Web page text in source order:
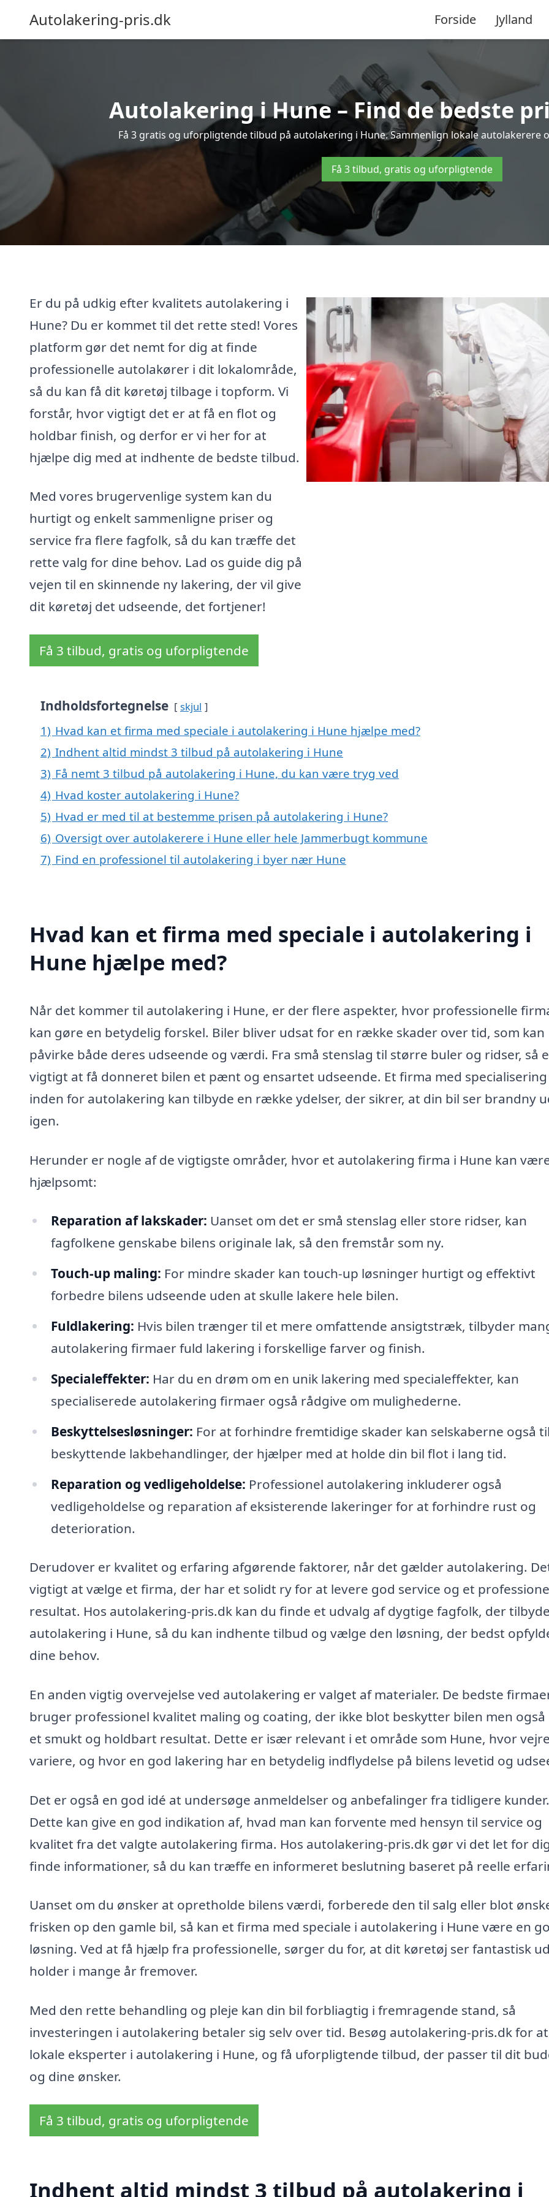
Autolakering-pris.dk Forside Jylland
Autolakering i Hune – Find de bedste
Få 3 gratis og uforpligtende tilbud på autolakering i Hune. Sammenlign lokale
Få 3 tilbud, gratis og uforpligtende
Er du på udkig efter kvalitets autolakering i
Hune? Du er kommet til det rette sted! Vores
platform gør det nemt for dig at finde
professionelle autolakører i dit lokalområde,
så du kan få dit køretøj tilbage i topform. Vi
forstår, hvor vigtigt det er at få en flot og
holdbar finish, og derfor er vi her for at
hjælpe dig med at indhente de bedste tilbud.
Med vores brugervenlige system kan du
hurtigt og enkelt sammenligne priser og
service fra flere fagfolk, så du kan træffe det
rette valg for dine behov. Lad os guide dig på
vejen til en skinnende ny lakering, der vil give
dit køretøj det udseende, det fortjener!
Få 3 tilbud, gratis og uforpligtende
Indholdsfortegnelse skjul
1) Hvad kan et firma med speciale i autolakering i Hune hjælpe med?
2) Indhent altid mindst 3 tilbud på autolakering i Hune
3) Få nemt 3 tilbud på autolakering i Hune, du kan være tryg ved
4) Hvad koster autolakering i Hune?
5) Hvad er med til at bestemme prisen på autolakering i Hune?
6) Oversigt over autolakerere i Hune eller hele Jammerbugt kommune
7) Find en professionel til autolakering i byer nær Hune
Hvad kan et firma med speciale i autolakering i
Hune hjælpe med?
Når det kommer til autolakering i Hune, er der flere aspekter, hvor professionelle
kan gøre en betydelig forskel. Biler bliver udsat for en række skader over tid, som kan
påvirke både deres udseende og værdi. Fra små stenslag til større buler og ridser, så
vigtigt at få donneret bilen et pænt og ensartet udseende. Et firma med specialisering
inden for autolakering kan tilbyde en række ydelser, der sikrer, at din bil ser brandny
igen.
Herunder er nogle af de vigtigste områder, hvor et autolakering firma i Hune kan
hjælpsomt:
Reparation af lakskader: Uanset om det er små stenslag eller store ridser, kan
fagfolkene genskabe bilens originale lak, så den fremstår som ny.
Touch-up maling: For mindre skader kan touch-up løsninger hurtigt og effektivt
forbedre bilens udseende uden at skulle lakere hele bilen.
Fuldlakering: Hvis bilen trænger til et mere omfattende ansigtstræk, tilbyder
autolakering firmaer fuld lakering i forskellige farver og finish.
Specialeffekter: Har du en drøm om en unik lakering med specialeffekter, kan
specialiserede autolakering firmaer også rådgive om mulighederne.
Beskyttelsesløsninger: For at forhindre fremtidige skader kan selskaberne også
beskyttende lakbehandlinger, der hjælper med at holde din bil flot i lang tid.
Reparation og vedligeholdelse: Professionel autolakering inkluderer også
vedligeholdelse og reparation af eksisterende lakeringer for at forhindre rust og
deterioration.
Derudover er kvalitet og erfaring afgørende faktorer, når det gælder autolakering.
vigtigt at vælge et firma, der har et solidt ry for at levere god service og et
resultat. Hos autolakering-pris.dk kan du finde et udvalg af dygtige fagfolk, der
autolakering i Hune, så du kan indhente tilbud og vælge den løsning, der bedst
dine behov.
En anden vigtig overvejelse ved autolakering er valget af materialer. De bedste
bruger professionel kvalitet maling og coating, der ikke blot beskytter bilen men også
et smukt og holdbart resultat. Dette er især relevant i et område som Hune, hvor
variere, og hvor en god lakering har en betydelig indflydelse på bilens levetid og
Det er også en god idé at undersøge anmeldelser og anbefalinger fra tidligere kunder.
Dette kan give en god indikation af, hvad man kan forvente med hensyn til service og
kvalitet fra det valgte autolakering firma. Hos autolakering-pris.dk gør vi det let for
finde informationer, så du kan træffe en informeret beslutning baseret på reelle
Uanset om du ønsker at opretholde bilens værdi, forberede den til salg eller blot
frisken op den gamle bil, så kan et firma med speciale i autolakering i Hune være en
løsning. Ved at få hjælp fra professionelle, sørger du for, at dit køretøj ser fantastisk
holder i mange år fremover.
Med den rette behandling og pleje kan din bil forbliagtig i fremragende stand, så
investeringen i autolakering betaler sig selv over tid. Besøg autolakering-pris.dk for
lokale eksperter i autolakering i Hune, og få uforpligtende tilbud, der passer til dit
og dine ønsker.
Få 3 tilbud, gratis og uforpligtende
Indhent altid mindst 3 tilbud på autolakering i